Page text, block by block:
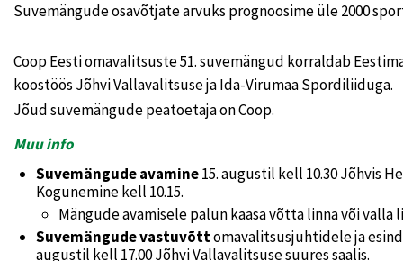
Suvemängude osavõtjate arvuks prognoosime üle 2000
Coop Eesti omavalitsuste 51. suvemängud korraldab
koostöös Jõhvi Vallavalitsuse ja Ida-Virumaa Spordiliiduga.
Jõud suvemängude peatoetaja on Coop.
Muu info
Suvemängude avamine15. augustil kell 10.30 Jõhvis
Kogunemine kell 10.15.
Mängude avamisele palun kaasa võtta linna või valla
Suvemängude vastuvõttomavalitsusjuhtidele ja
augustil kell 17.00 Jõhvi Vallavalitsuse suures saalis.